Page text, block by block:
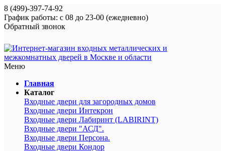
8 (499)-397-74-92
График работы: с 08 до 23-00 (ежедневно)
Обратный звонок
Меню
Главная
Каталог
Входные двери для загородных домов
Входные двери Интекрон
Входные двери Лабиринт (LABIRINT)
Входные двери "АСД".
Входные двери Персона.
Входные двери Кондор